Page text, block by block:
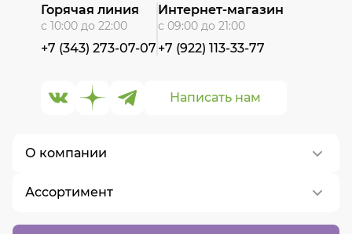
О компании
О нас
Контакты
Ассортимент
Написать нам
Горячая линия
с 10:00 до 22:00
+7 (343) 273-07-07
Интернет-магазин
с 09:00 до 21:00
+7 (922) 113-33-77